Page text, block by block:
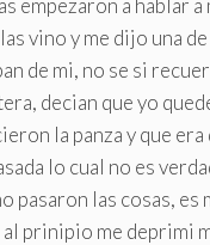
vino y me dijo una
de mi, no se si
decian que yo
la panza y que era
lo cual no es
pasaron las cosas, es
prinipio me deprimi